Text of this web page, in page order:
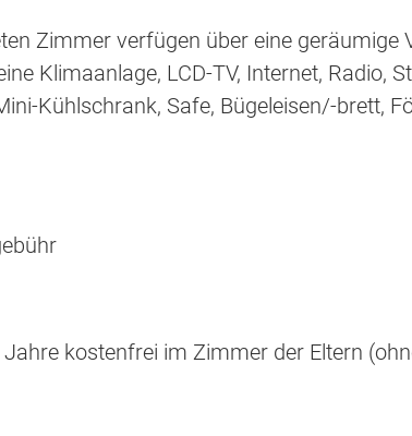
Zimmer verfügen über eine geräumige
Klimaanlage, LCD-TV, Internet, Radio,
Kühlschrank, Safe, Bügeleisen/-brett,
kostenfrei im Zimmer der Eltern